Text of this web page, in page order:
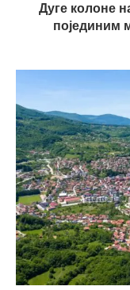
Дуге колоне
појединим